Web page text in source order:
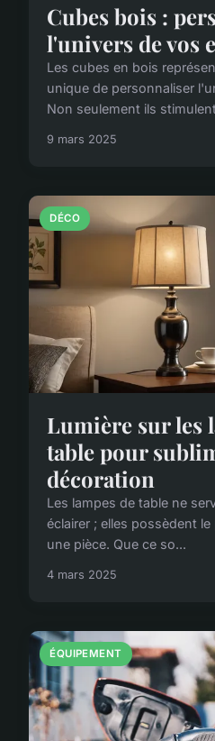
Cubes bois :
l'univers de vos
Les cubes en bois
unique de personnaliser
Non seulement ils
9 mars 2025
DÉCO
Lumière sur les
table pour
décoration
Les lampes de table ne
éclairer ; elles possèdent
une pièce. Que ce so...
4 mars 2025
ÉQUIPEMENT